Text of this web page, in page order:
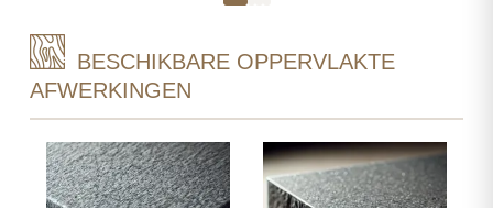
BESCHIKBARE OPPERVLAKTE
AFWERKINGEN